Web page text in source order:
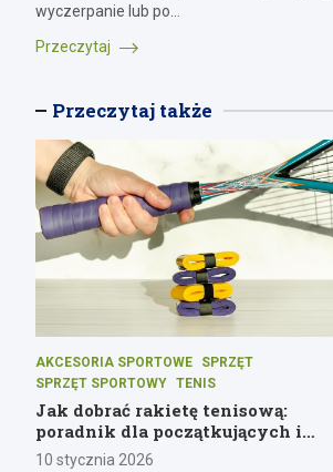
wyczerpanie lub po…
Przeczytaj
Przeczytaj także
AKCESORIA SPORTOWE
SPRZĘT
SPRZĘT SPORTOWY TENIS
Jak dobrać rakietę tenisową:
poradnik dla początkujących i
średniozaawansowanych graczy
10 stycznia 2026